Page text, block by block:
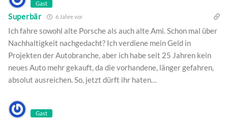
Gast
Superbär 6 Jahre vor
Ich fahre sowohl alte Porsche als auch alte Ami. Schon mal über
Nachhaltigkeit nachgedacht? Ich verdiene mein Geld in
Projekten der Autobranche, aber ich habe seit 25 Jahren kein
neues Auto mehr gekauft, da die vorhandene, länger gefahren,
absolut ausreichen. So, jetzt dürft ihr haten…
Gast